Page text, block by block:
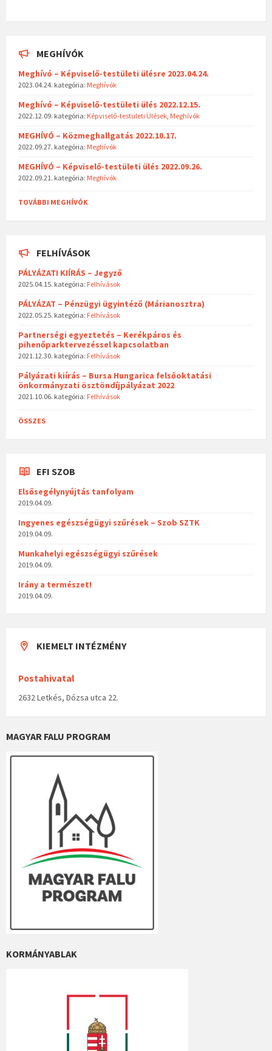
MEGHÍVÓK
Meghívó – Képviselő-testületi ülésre 2023.04.24.
2023.04.24. kategória: Meghívók
Meghívó – Képviselő-testületi ülés 2022.12.15.
2022.12.09. kategória: Képviselő-testületi Ülések Meghívók
MEGHÍVÓ – Közmeghallgatás 2022.10.17.
2022.09.27. kategória: Meghívók
MEGHÍVÓ – Képviselő-testületi ülés 2022.09.26.
2022.09.21. kategória: Meghívók
TOVÁBBI MEGHÍVÓK
FELHÍVÁSOK
PÁLYÁZATI KIÍRÁS – Jegyző
2025.04.15. kategória: Felhívások
PÁLYÁZAT – Pénzügyi ügyintéző (Márianosztra)
2022.05.25. kategória: Felhívások
Partnerségi egyeztetés – Kerékpáros és
pihenőparktervezéssel kapcsolatban
2021.12.30. kategória: Felhívások
Pályázati kiírás – Bursa Hungarica felsőoktatási
önkormányzati ösztöndíjpályázat 2022
2021.10.06. kategória: Felhívások
ÖSSZES
EFI SZOB
Elsősegélynyújtás tanfolyam
2019.04.09.
Ingyenes egészségügyi szűrések – Szob SZTK
2019.04.09.
Munkahelyi egészségügyi szűrések
2019.04.09.
Irány a természet!
2019.04.09.
KIEMELT INTÉZMÉNY
Postahivatal
2632 Letkés, Dózsa utca 22.
MAGYAR FALU PROGRAM
KORMÁNYABLAK